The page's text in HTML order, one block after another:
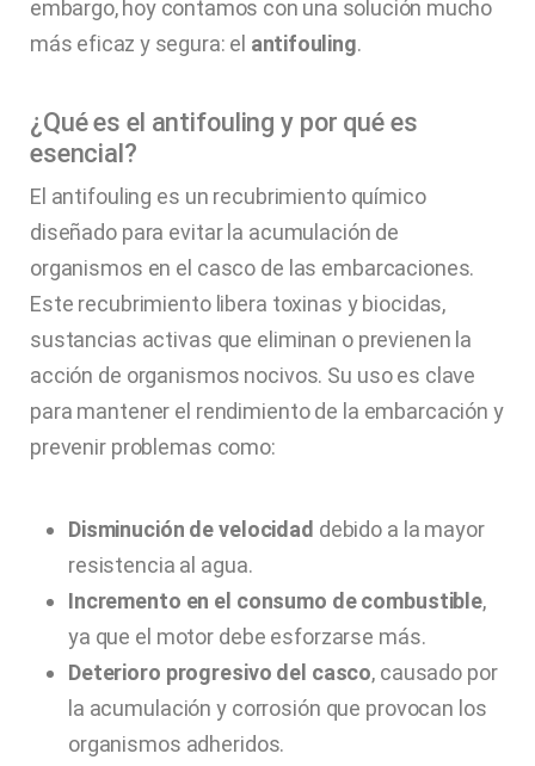
embargo, hoy contamos con una solución mucho
más eficaz y segura: el antifouling.
¿Qué es el antifouling y por qué es
esencial?
El antifouling es un recubrimiento químico
diseñado para evitar la acumulación de
organismos en el casco de las embarcaciones.
Este recubrimiento libera toxinas y biocidas,
sustancias activas que eliminan o previenen la
acción de organismos nocivos. Su uso es clave
para mantener el rendimiento de la embarcación y
prevenir problemas como:
Disminución de velocidad debido a la mayor
resistencia al agua.
Incremento en el consumo de combustible,
ya que el motor debe esforzarse más.
Deterioro progresivo del casco, causado por
la acumulación y corrosión que provocan los
organismos adheridos.